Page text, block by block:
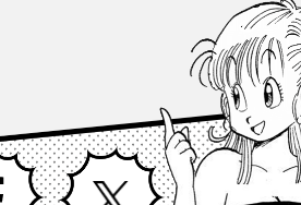
Facebook X